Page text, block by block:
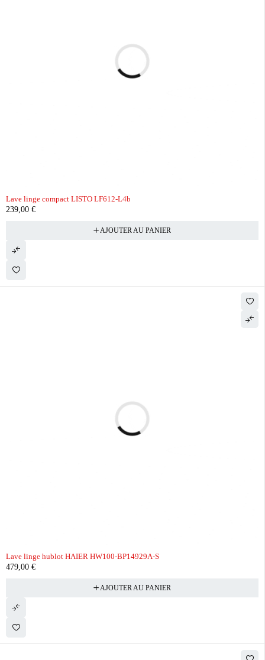
Lave linge compact LISTO LF612-L4b
239,00 €
AJOUTER AU PANIER
Lave linge hublot HAIER HW100-BP14929A-S
479,00 €
AJOUTER AU PANIER